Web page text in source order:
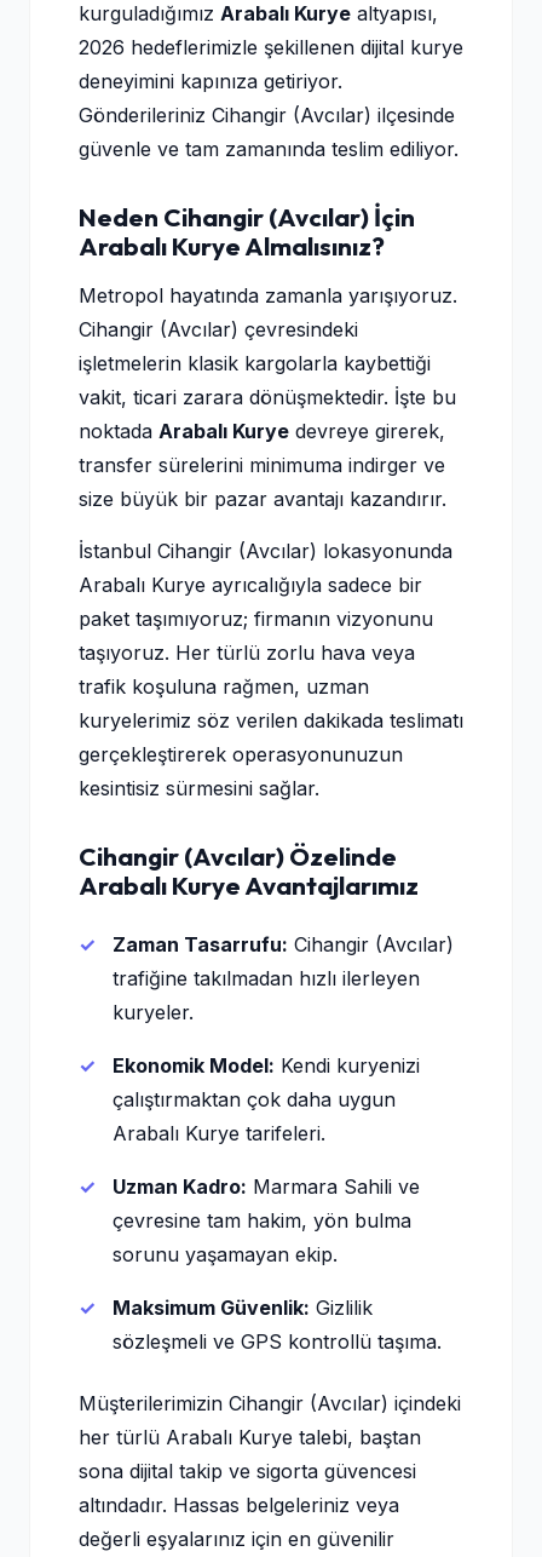
kurguladığımız Arabalı Kurye altyapısı,
2026 hedeflerimizle şekillenen dijital kurye
deneyimini kapınıza getiriyor.
Gönderileriniz Cihangir (Avcılar) ilçesinde
güvenle ve tam zamanında teslim ediliyor.
Neden Cihangir (Avcılar) İçin
Arabalı Kurye Almalısınız?
Metropol hayatında zamanla yarışıyoruz.
Cihangir (Avcılar) çevresindeki
işletmelerin klasik kargolarla kaybettiği
vakit, ticari zarara dönüşmektedir. İşte bu
noktada Arabalı Kurye devreye girerek,
transfer sürelerini minimuma indirger ve
size büyük bir pazar avantajı kazandırır.
İstanbul Cihangir (Avcılar) lokasyonunda
Arabalı Kurye ayrıcalığıyla sadece bir
paket taşımıyoruz; firmanın vizyonunu
taşıyoruz. Her türlü zorlu hava veya
trafik koşuluna rağmen, uzman
kuryelerimiz söz verilen dakikada teslimatı
gerçekleştirerek operasyonunuzun
kesintisiz sürmesini sağlar.
Cihangir (Avcılar) Özelinde
Arabalı Kurye Avantajlarımız
Zaman Tasarrufu: Cihangir (Avcılar)
trafiğine takılmadan hızlı ilerleyen
kuryeler.
Ekonomik Model: Kendi kuryenizi
çalıştırmaktan çok daha uygun
Arabalı Kurye tarifeleri.
Uzman Kadro: Marmara Sahili ve
çevresine tam hakim, yön bulma
sorunu yaşamayan ekip.
Maksimum Güvenlik: Gizlilik
sözleşmeli ve GPS kontrollü taşıma.
Müşterilerimizin Cihangir (Avcılar) içindeki
her türlü Arabalı Kurye talebi, baştan
sona dijital takip ve sigorta güvencesi
altındadır. Hassas belgeleriniz veya
değerli eşyalarınız için en güvenilir